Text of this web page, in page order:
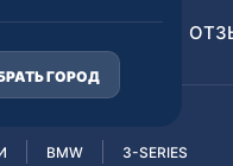
ГОРОД
BMW 3-SERIES